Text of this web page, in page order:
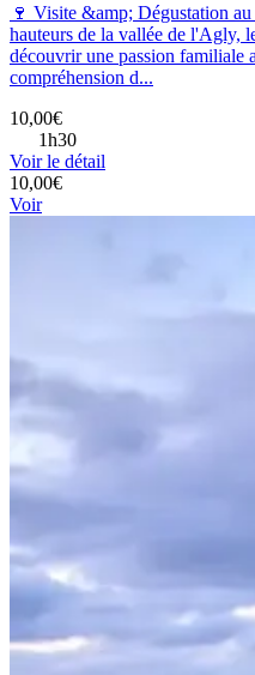
🍷 Visite &amp; Dégustation
hauteurs de la vallée de l'Agly,
découvrir une passion familiale
compréhension d...
10,00€
1h30
Voir le détail
10,00€
Voir